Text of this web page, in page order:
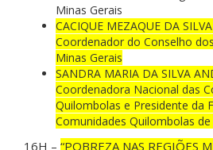
Minas Gerais
CACIQUE MEZAQUE DA
Coordenador do Conselho
Minas Gerais
SANDRA MARIA DA SILVA
Coordenadora Nacional das
Quilombolas e Presidente da
Comunidades Quilombolas de
16H – “POBREZA NAS REGIÕES